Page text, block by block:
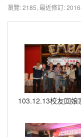
瀏覽: 2185, 最近修訂:
103.12.13校友回娘